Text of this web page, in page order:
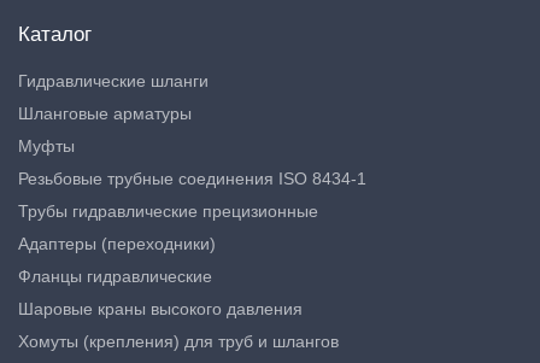
Каталог
Гидравлические шланги
Шланговые арматуры
Муфты
Резьбовые трубные соединения ISO 8434-1
Трубы гидравлические прецизионные
Адаптеры (переходники)
Фланцы гидравлические
Шаровые краны высокого давления
Хомуты (крепления) для труб и шлангов